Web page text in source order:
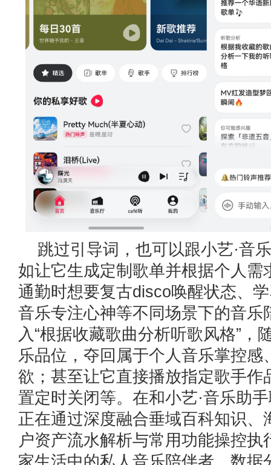
跳过引导词，也可以跟小艺·音
如让它生成定制歌单并根据个人需
通勤时想要复古disco唤醒状态、
音乐专注心神等不同场景下的音乐
入“根据收藏歌曲分析听歌风格”，
乐品位，夺回属于个人音乐掌控感
欲；甚至让它直接播放指定歌手作
置定时关闭等。在和小艺·音乐助
正在通过深度融合垂域百科知识、
户资产流水解析与常用功能操控执
家生活中的私人音乐陪伴者、数据